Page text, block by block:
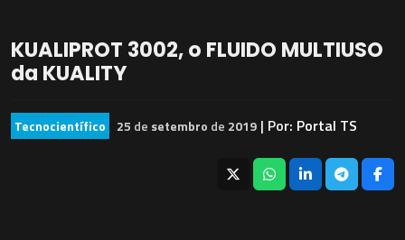
KUALIPROT 3002, o FLUIDO MULTIUSO
da KUALITY
Tecnocientífico 25 de setembro de 2019 | Por: Portal TS